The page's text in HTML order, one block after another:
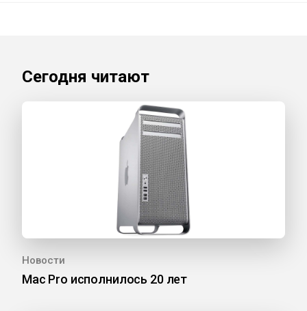
Сегодня читают
Новости
Mac Pro исполнилось 20 лет